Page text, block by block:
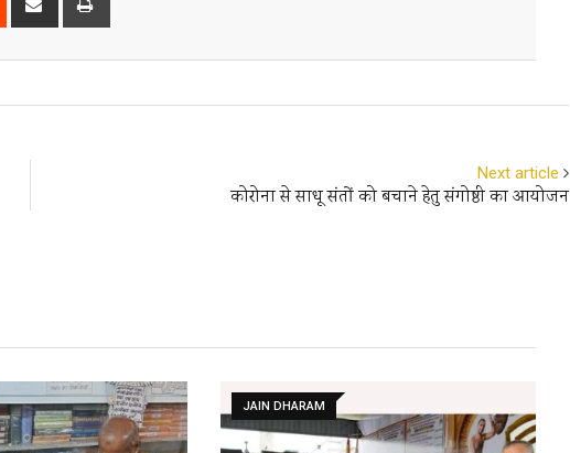
Next article
कोरोना से साधू संतों को बचाने हेतु संगोष्ठी का आयोजन
JAIN DHARAM